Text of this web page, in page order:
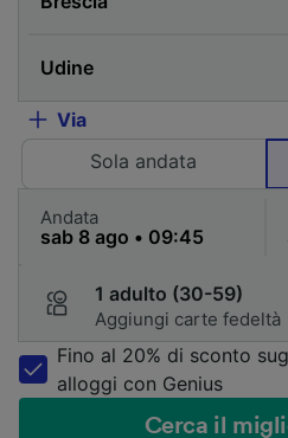
Via
Sola andata
Andata
1 adulto (30-59)
Aggiungi carte fedeltà
Fino al 20% di sconto
alloggi con Genius
Cerca il